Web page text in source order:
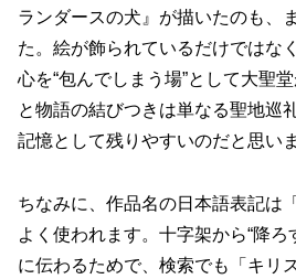
ランダースの犬』が描いたのも、
た。絵が飾られているだけではな
心を“包んでしまう場”として大聖
と物語の結びつきは単なる聖地巡
記憶として残りやすいのだと思いま
ちなみに、作品名の日本語表記は
よく使われます。十字架から“降ろ
に伝わるためで、検索でも「キリ